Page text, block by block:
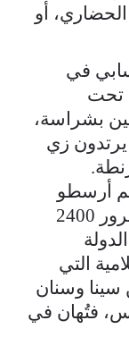
الحضاري، أو
في
تحت
بشراسة،
يرتدون زي
أرسطو
وأفلاطون لا تزال حية وتُبعث بعد مرور 2400
التي
سينا وسنان
فتُهان في